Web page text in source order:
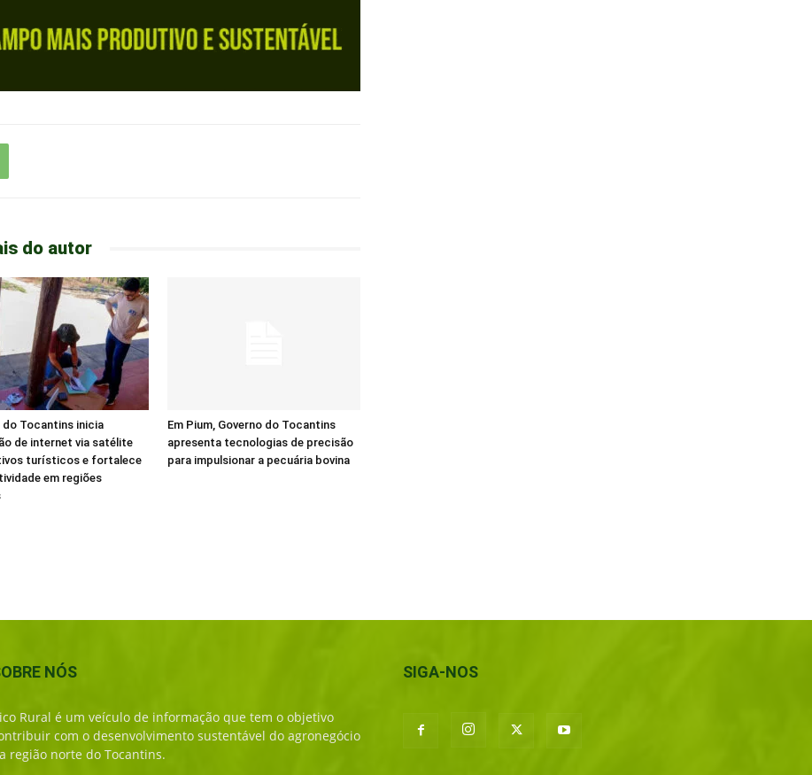
do autor
do Tocantins inicia
de internet via satélite
turísticos e fortalece
em regiões
Em Pium, Governo do Tocantins
apresenta tecnologias de precisão
para impulsionar a pecuária bovina
NÓS
Rural é um veículo de informação que tem o objetivo
com o desenvolvimento sustentável do agronegócio
região norte do Tocantins.
SIGA-NOS